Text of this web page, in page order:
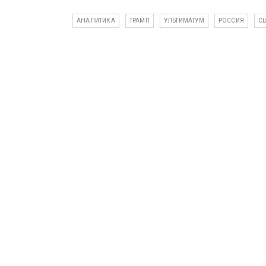
АНАЛИТИКА ТРАМП УЛЬТИМАТУМ РОССИЯ